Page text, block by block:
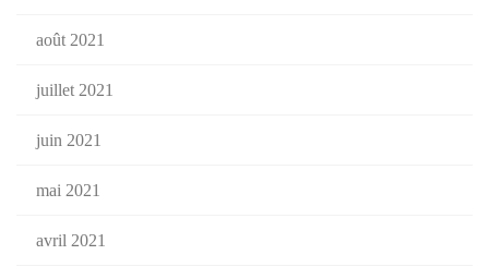
août 2021
juillet 2021
juin 2021
mai 2021
avril 2021